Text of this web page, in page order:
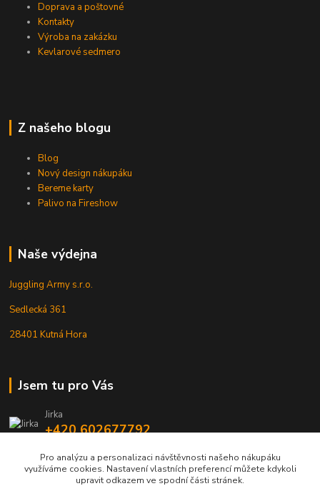
Doprava a poštovné
Kontakty
Výroba na zakázku
Kevlarové sedmero
Z našeho blogu
Blog
Nový design nákupáku
Bereme karty
Palivo na Fireshow
Naše výdejna
Juggling Army s.r.o.
Sedlecká 361
28401 Kutná Hora
Jsem tu pro Vás
Jirka
+420 602677792
info@jarmy.cz
Pro analýzu a personalizaci návštěvnosti našeho nákupáku
využíváme cookies. Nastavení vlastních preferencí můžete kdykoli
upravit odkazem ve spodní části stránek.